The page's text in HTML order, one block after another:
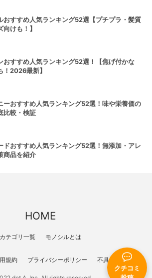
クチコミ
おすすめ人気ランキング52選【プチプラ・髪質
向けも！】
おすすめ人気ランキング52選！【焦げ付かな
！2026最新】
ーおすすめ人気ランキング52選！味や栄養価の
比較・検証
ドおすすめ人気ランキング52選！無添加・アレ
商品を紹介
HOME
カテゴリ一覧 モノシルとは
規約 プライバシーポリシー 不具合報告